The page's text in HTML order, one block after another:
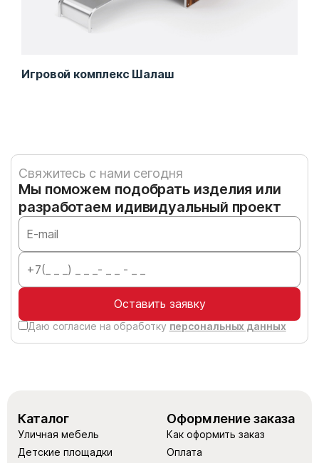
Игровой комплекс Шалаш
Свяжитесь с нами сегодня
Мы поможем подобрать изделия или
разработаем идивидуальный проект
Оставить заявку
Даю согласие на обработку персональных данных
Каталог
Уличная мебель
Детские площадки
Оформление заказа
Как оформить заказ
Оплата